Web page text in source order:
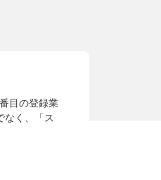
目の登録業
なく、「ス